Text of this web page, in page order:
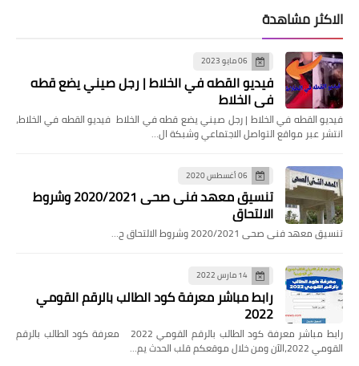
الاكثر مشاهدة
06 مايو 2023
فيديو القطه في الخلاط | رجل صيني يضع قطه
في الخلاط
فيديو القطه في الخلاط | رجل صيني يضع قطه في الخلاط فيديو القطه في الخلاط،
انتشر عبر مواقع التواصل الاجتماعي وشبكة ال…
06 أغسطس 2020
تنسيق معهد فنى صحى 2020/2021 وشروط
الالتحاق
تنسيق معهد فنى صحى 2020/2021 وشروط الالتحاق ح…
14 مارس 2022
رابط مباشر معرفة كود الطالب بالرقم القومي
2022
رابط مباشر معرفة كود الطالب بالرقم القومي 2022 معرفة كود الطالب بالرقم
القومي 2022،الآن ومن خلال موقعكم قلب الحدث يم…